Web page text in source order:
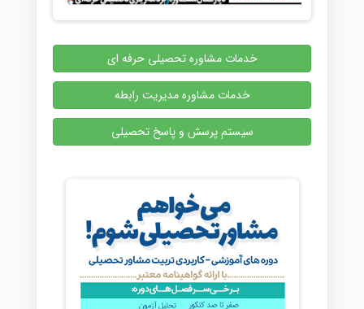
خدمات مشاوره تحصیلی حرفه ای
خدمات مشاوره مدیریت رابطه
سیستم پرسش و پاسخ تحصیلی